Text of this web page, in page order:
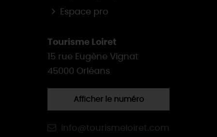
Espace pro
Tourisme Loiret
15 rue Eugène Vignat
45000 Orléans
Afficher le numéro
info@tourismeloiret.com